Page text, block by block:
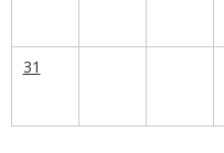
31